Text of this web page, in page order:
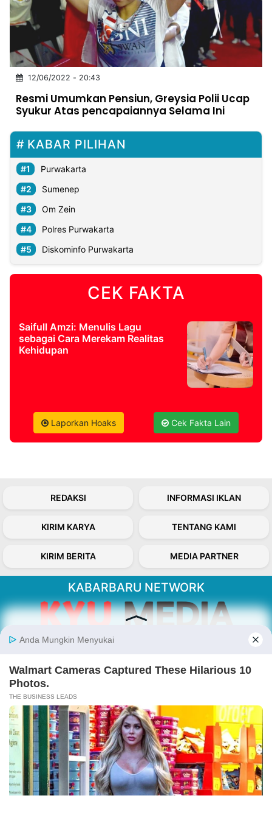
INDONESIA
Partner
NTB
Time
IDN
Jogja
Rakyat
News
Notice
Baru
Follow
Kabarbaru
2026
12/06/2022 - 20:43
Resmi Umumkan Pensiun, Greysia Polii Ucap
Syukur Atas pencapaiannya Selama Ini
KABAR PILIHAN
Purwakarta
Sumenep
Om Zein
Polres Purwakarta
Diskominfo Purwakarta
CEK FAKTA
Saifull Amzi: Menulis Lagu
sebagai Cara Merekam Realitas
Kehidupan
Laporkan Hoaks Cek Fakta Lain
REDAKSI INFORMASI IKLAN
KIRIM KARYA TENTANG KAMI
KIRIM BERITA MEDIA PARTNER
KABARBARU NETWORK
serta terverifikasi dari sumber yang tepat.
Follow Kabarbaru